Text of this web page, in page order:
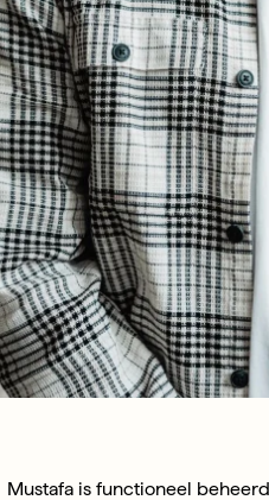
Mustafa is functioneel